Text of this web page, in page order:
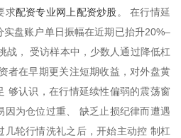
求配资专业网上配资炒股。 在行情延
盘账户单日振幅在近期已抬升20%–
战， 受访样本中，少数人通过降低杠
者在早期更关注短期收益，对外盘黄
够认识，在行情延续性偏弱的震荡窗
因为仓位过重、 缺乏止损纪律而遭遇
几轮行情洗礼之后，开始主动控 制杠